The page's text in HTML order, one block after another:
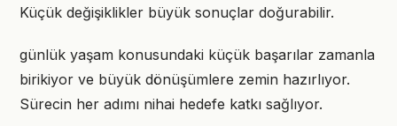
Küçük değişiklikler büyük sonuçlar doğurabilir.
günlük yaşam konusundaki küçük başarılar zamanla
birikiyor ve büyük dönüşümlere zemin hazırlıyor.
Sürecin her adımı nihai hedefe katkı sağlıyor.